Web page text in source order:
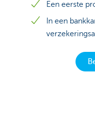
Een eerste
In een